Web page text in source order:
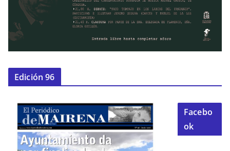
Edición 96
Facebo
ok